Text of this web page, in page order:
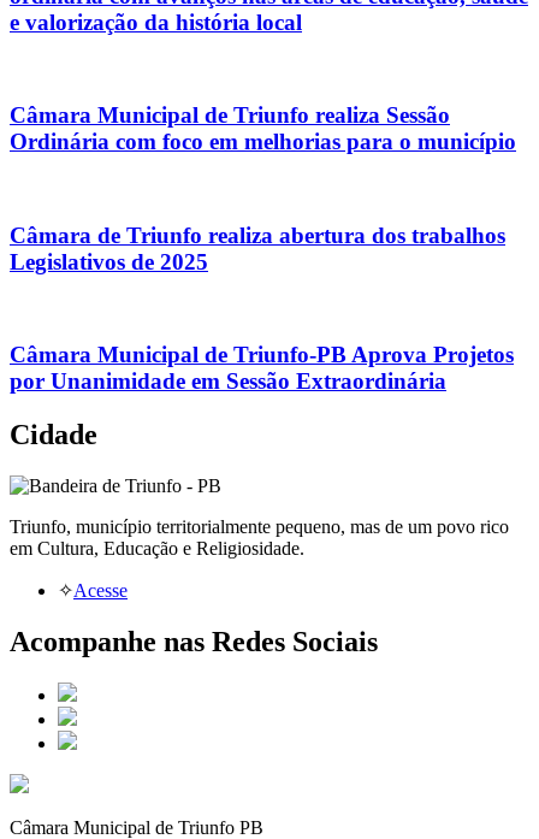
e valorização da história local
Câmara Municipal de Triunfo realiza Sessão
Ordinária com foco em melhorias para o município
Câmara de Triunfo realiza abertura dos trabalhos
Legislativos de 2025
Câmara Municipal de Triunfo-PB Aprova Projetos
por Unanimidade em Sessão Extraordinária
Cidade
Triunfo, município territorialmente pequeno, mas de um povo rico
em Cultura, Educação e Religiosidade.
✧Acesse
Acompanhe nas Redes Sociais
Câmara Municipal de Triunfo PB